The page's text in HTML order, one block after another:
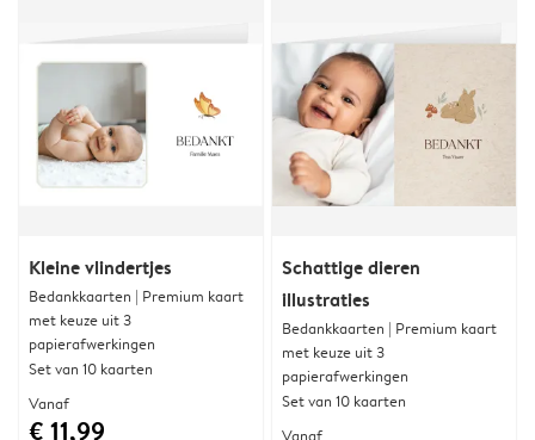
Kleine vlindertjes
Bedankkaarten | Premium kaart
met keuze uit 3
papierafwerkingen
Set van 10 kaarten
Vanaf
€ 11,99
Schattige dieren
illustraties
Bedankkaarten | Premium kaart
met keuze uit 3
papierafwerkingen
Set van 10 kaarten
Vanaf